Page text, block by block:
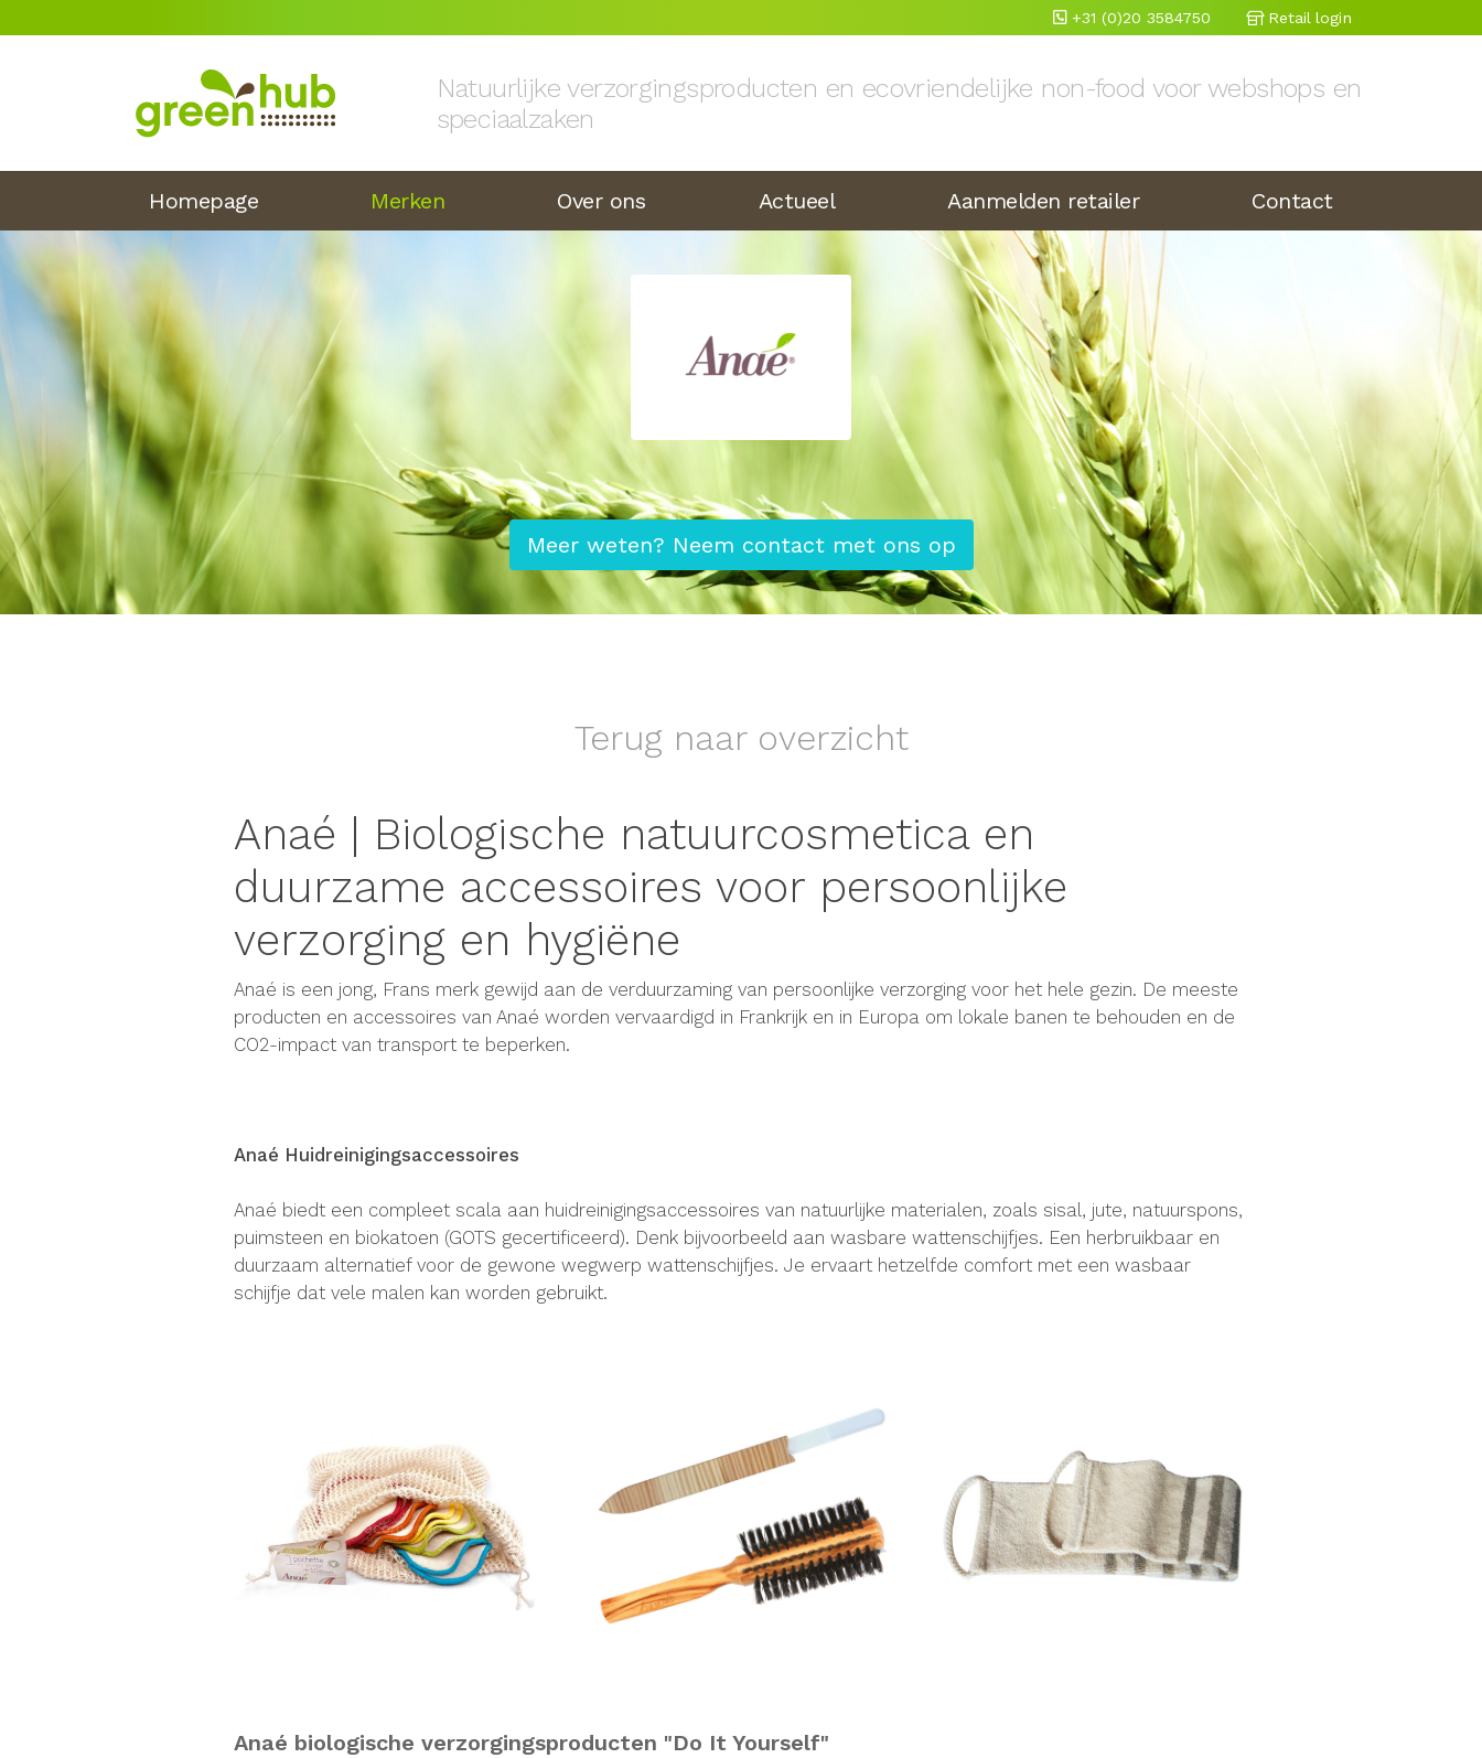
+31 (0)20 3584750 Retail login
Natuurlijke verzorgingsproducten en ecovriendelijke non-food voor webshops en
speciaalzaken
Homepage Merken Over ons Actueel Aanmelden retailer Contact
Meer weten? Neem contact met ons op
Terug naar overzicht
Anaé | Biologische natuurcosmetica en
duurzame accessoires voor persoonlijke
verzorging en hygiëne
Anaé is een jong, Frans merk gewijd aan de verduurzaming van persoonlijke verzorging voor het hele gezin. De meeste
producten en accessoires van Anaé worden vervaardigd in Frankrijk en in Europa om lokale banen te behouden en de
CO2-impact van transport te beperken.
Anaé Huidreinigingsaccessoires
Anaé biedt een compleet scala aan huidreinigingsaccessoires van natuurlijke materialen, zoals sisal, jute, natuurspons,
puimsteen en biokatoen (GOTS gecertificeerd). Denk bijvoorbeeld aan wasbare wattenschijfjes. Een herbruikbaar en
duurzaam alternatief voor de gewone wegwerp wattenschijfjes. Je ervaart hetzelfde comfort met een wasbaar
schijfje dat vele malen kan worden gebruikt.
Anaé biologische verzorgingsproducten "Do It Yourself"